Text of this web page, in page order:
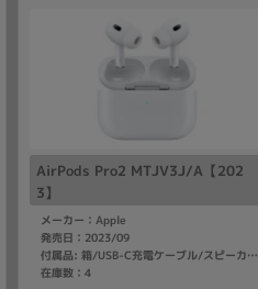
AirPods Pro2 MTJV3J/A【202
3】
メーカー：Apple
発売日：2023/09
付属品: 箱/USB-C充電ケーブル/スピーカーを搭載したストラップループ付きMagSafe充電ケース(USB-C)/シリコーン製イヤーチップ(XS/S/M/L)/マニュアル
在庫数：4